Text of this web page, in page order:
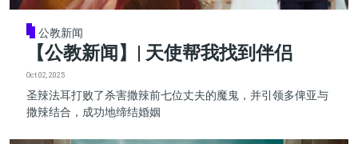
公教新闻
【公教新闻】| 天使帮我找到伴侣
Oct 02, 2025
圣辣法耳打败了杀害撒辣前七位丈夫的魔鬼，并引领多俾亚与
撒辣结合，成功地缔结婚姻